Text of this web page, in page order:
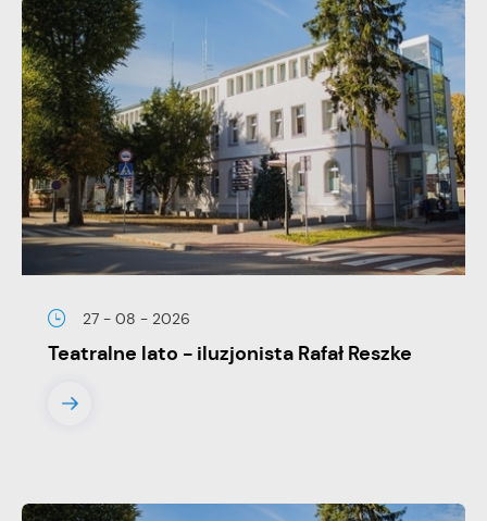
27 - 08 - 2026
Teatralne lato - iluzjonista Rafał Reszke
partnerami oraz innych dostawców usług. Firmy te działają w
charakterze pośredników prezentujących nasze treści w
postaci wiadomości, ofert, komunikatów mediów
społecznościowych.